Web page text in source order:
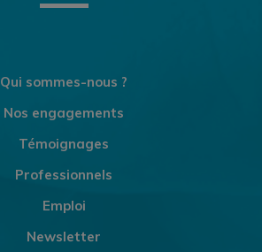
Qui sommes-nous ?
Nos engagements
Témoignages
Professionnels
Emploi
Newsletter